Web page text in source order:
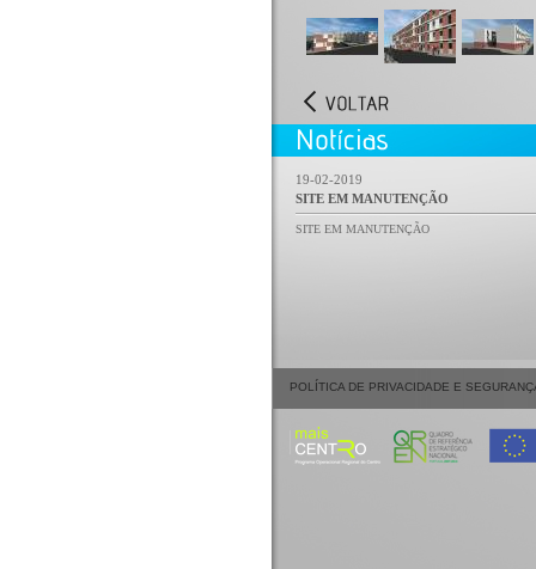
19-02-2019
SITE EM MANUTENÇÃO
SITE EM MANUTENÇÃO
POLÍTICA DE PRIVACIDADE E